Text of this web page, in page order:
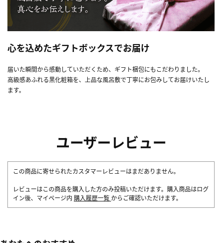
心を込めたギフトボックスでお届け
届いた瞬間から感動していただくため、ギフト梱包にもこだわりました。
高級感あふれる黒化粧箱を、上品な風呂敷で丁寧にお包みしてお届けいたし
ます。
ユーザーレビュー
この商品に寄せられたカスタマーレビューはまだありません。
レビューはこの商品を購入した方のみ投稿いただけます。購入商品はログ
イン後、マイページ内 購入履歴一覧 からご確認いただけます。